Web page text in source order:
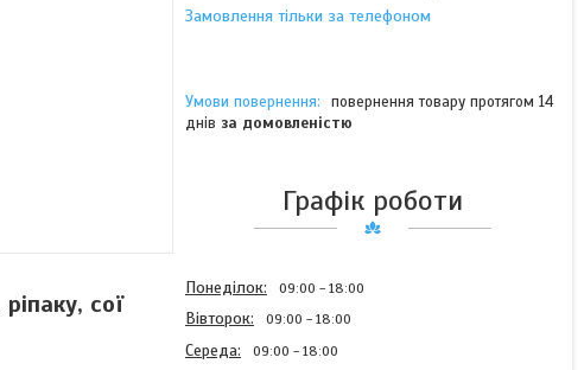
сої
Замовлення тільки за телефоном
повернення товару протягом 14
днів за домовленістю
Графік роботи
Понеділок 09:00 18:00
Вівторок 09:00 18:00
Середа 09:00 18:00